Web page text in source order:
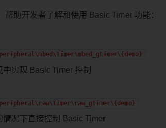
助开发者了解和使用 Basic Timer 功能：
实现 Basic Timer 控制
情况下直接控制 Basic Timer